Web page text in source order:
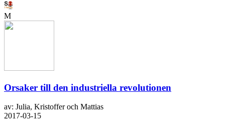
M
Orsaker till den industriella revolutionen
av: Julia, Kristoffer och Mattias
2017-03-15